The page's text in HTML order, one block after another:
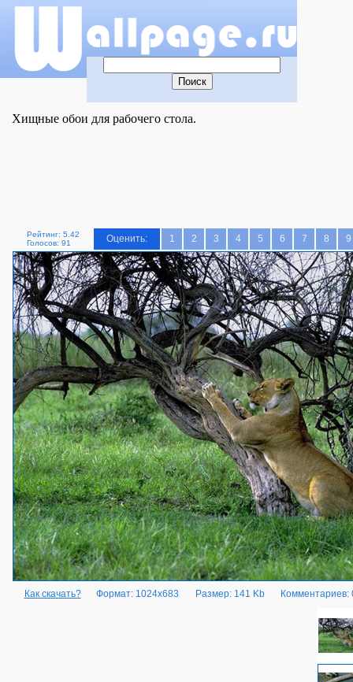
Хищные обои для рабочего стола.
Рейтинг: 5.42
Голосов: 91
Оценить: 1 2 3 4 5 6 7 8 9
Как скачать? Формат: 1024x683 Размер: 141 Kb Комментариев: